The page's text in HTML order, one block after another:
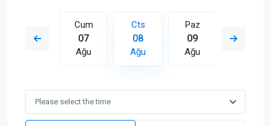
16
Cum
07
Ağu
Cts
08
Ağu
Paz
09
Ağu